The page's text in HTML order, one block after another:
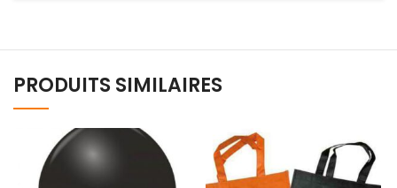
PRODUITS SIMILAIRES